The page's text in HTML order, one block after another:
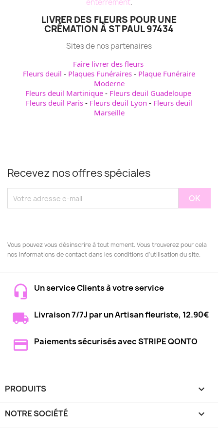
enterrement.
LIVRER DES FLEURS POUR UNE
CRÉMATION À ST PAUL 97434
Sites de nos partenaires
Faire livrer des fleurs
Fleurs deuil - Plaques Funéraires - Plaque Funéraire
Moderne
Fleurs deuil Martinique- Fleurs deuil Guadeloupe
Fleurs deuil Paris - Fleurs deuil Lyon - Fleurs deuil
Marseille
Recevez nos offres spéciales
Vous pouvez vous désinscrire à tout moment. Vous trouverez pour cela
nos informations de contact dans les conditions d'utilisation du site.
Un service Clients à votre service
Livraison 7/7J par un Artisan fleuriste, 12.90€
Paiements sécurisés avec STRIPE QONTO
PRODUITS 
NOTRE SOCIÉTÉ 